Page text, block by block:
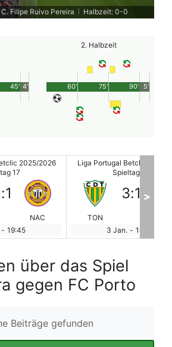
Filipe Ruivo Pereira
Halbzeit: 0-0
45' 4'
2. Halbzeit
90'
60' 75' 5'
2025/2026
17
:1
ARO
- 14:30
Liga Portugal Betclic 2025/
Spieltag 17
BEN
3:1
3 Jan. - 17:00
>
über das Spiel
gegen FC Porto
Beiträge gefunden